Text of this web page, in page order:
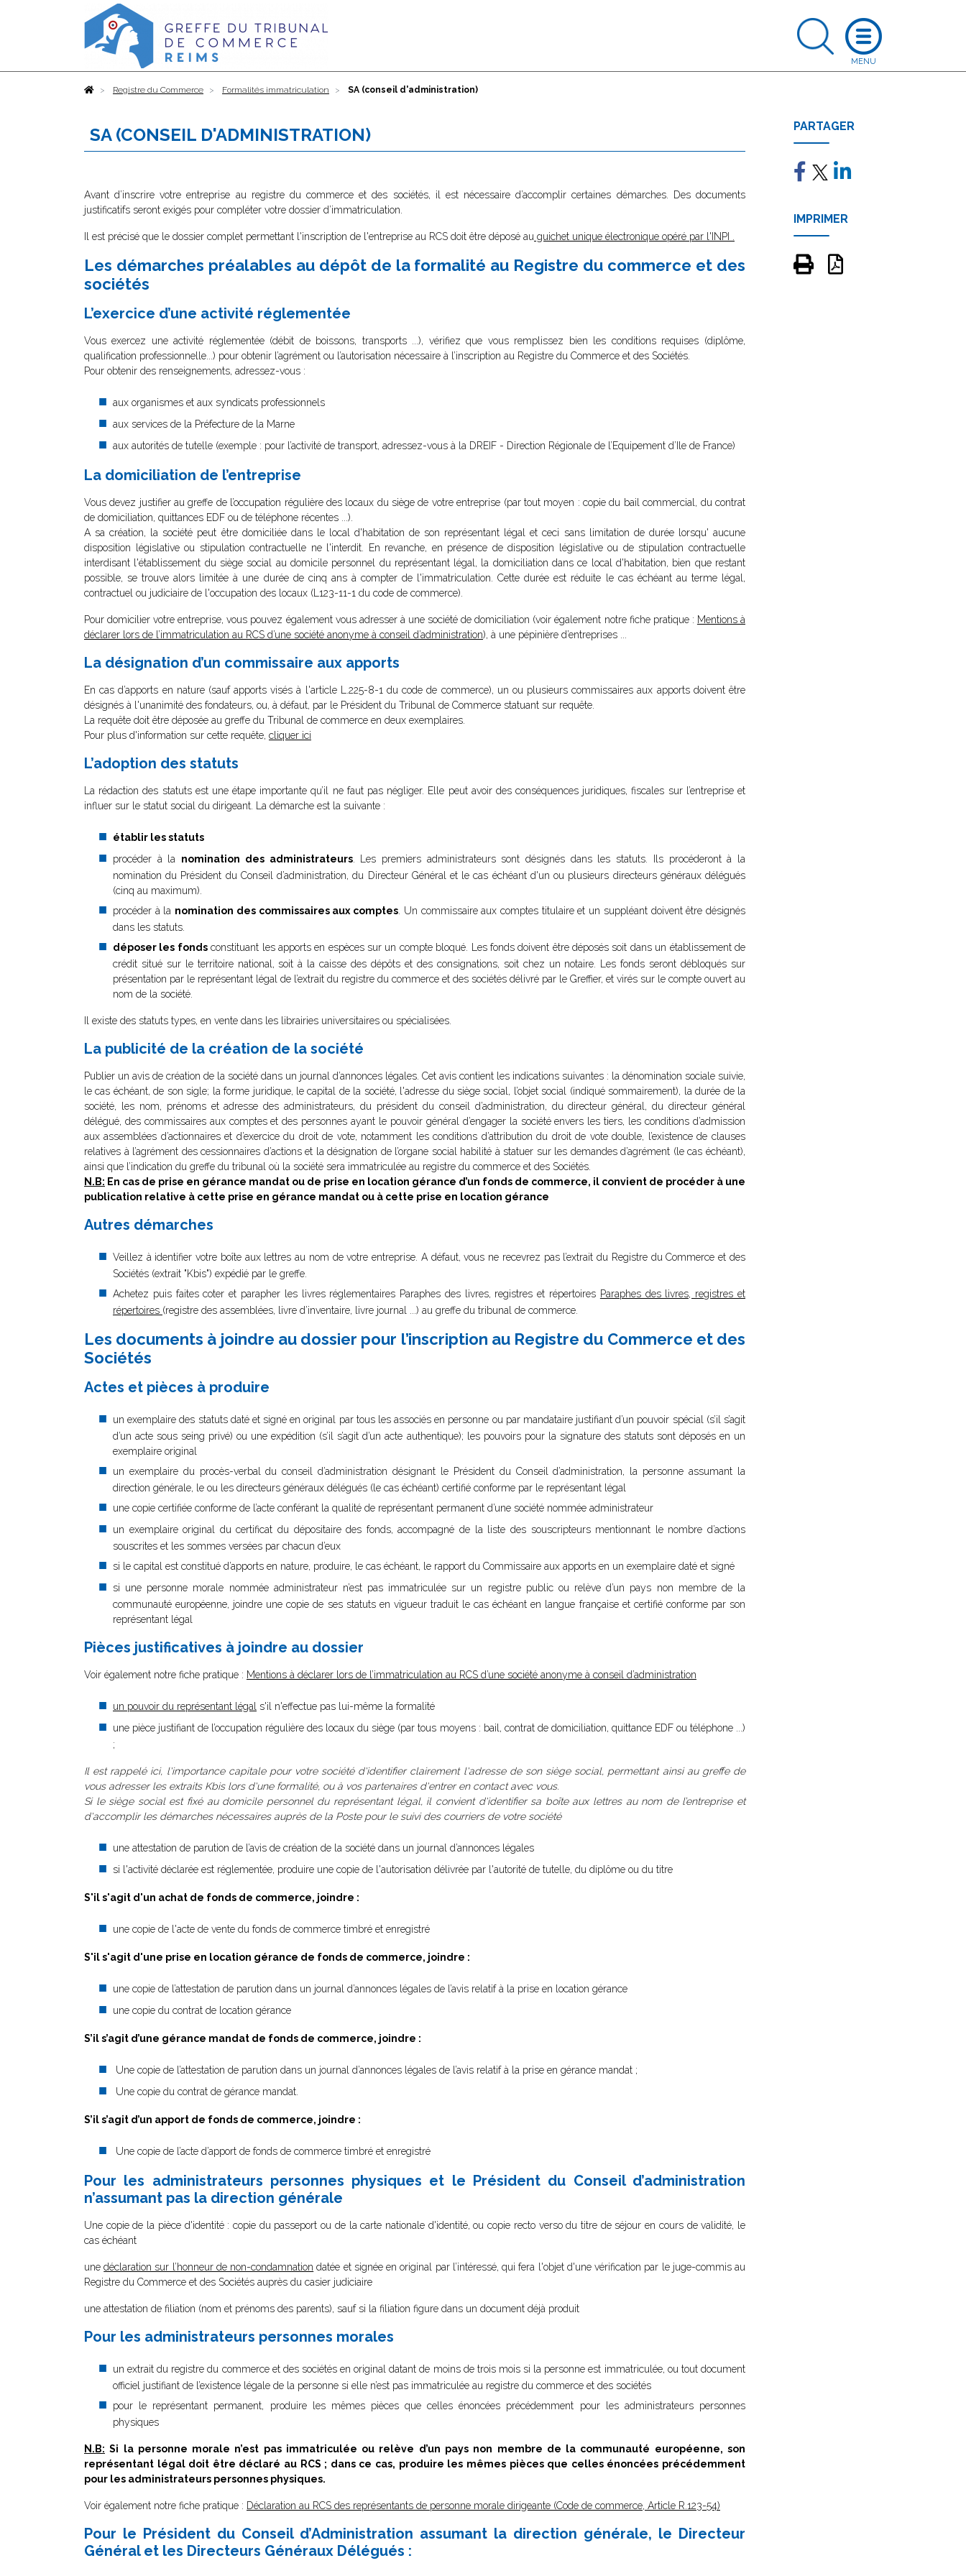
AccueilRegistre du Commerce Formalités immatriculation SA (conseil d'administration)
SA (CONSEIL D'ADMINISTRATION)
Avant d’inscrire votre entreprise au registre du commerce et des sociétés, il est nécessaire d’accomplir certaines démarches. Des documents
justificatifs seront exigés pour compléter votre dossier d’immatriculation.
Il est précisé que le dossier complet permettant l'inscription de l'entreprise au RCS doit être déposé au guichet unique électronique opéré par l'INPI
Les démarches préalables au dépôt de la formalité au Registre du commerce et des
sociétés
L’exercice d’une activité réglementée
Vous exercez une activité réglementée (débit de boissons, transports ...), vérifiez que vous remplissez bien les conditions requises (diplôme,
qualification professionnelle...) pour obtenir l’agrément ou l’autorisation nécessaire à l’inscription au Registre du Commerce et des Sociétés.
Pour obtenir des renseignements, adressez-vous :
aux organismes et aux syndicats professionnels
aux services de la Préfecture de la Marne
aux autorités de tutelle (exemple : pour l’activité de transport, adressez-vous à la DREIF - Direction Régionale de l’Equipement d’Ile de France)
La domiciliation de l’entreprise
Vous devez justifier au greffe de l’occupation régulière des locaux du siège de votre entreprise (par tout moyen : copie du bail commercial, du contrat
de domiciliation, quittances EDF ou de téléphone récentes ...).
A sa création, la société peut être domiciliée dans le local d'habitation de son représentant légal et ceci sans limitation de durée lorsqu' aucune
disposition législative ou stipulation contractuelle ne l'interdit. En revanche, en présence de disposition législative ou de stipulation contractuelle
interdisant l'établissement du siège social au domicile personnel du représentant légal, la domiciliation dans ce local d'habitation, bien que restant
possible, se trouve alors limitée à une durée de cinq ans à compter de l'immatriculation. Cette durée est réduite le cas échéant au terme légal,
contractuel ou judiciaire de l'occupation des locaux (L123-11-1 du code de commerce).
Pour domicilier votre entreprise, vous pouvez également vous adresser à une société de domiciliation (voir également notre fiche pratique : Mentions à
déclarer lors de l’immatriculation au RCS d’une société anonyme à conseil d’administration), à une pépinière d’entreprises ...
La désignation d’un commissaire aux apports
En cas d’apports en nature (sauf apports visés à l'article L.225-8-1 du code de commerce), un ou plusieurs commissaires aux apports doivent être
désignés à l'unanimité des fondateurs, ou, à défaut, par le Président du Tribunal de Commerce statuant sur requête.
La requête doit être déposée au greffe du Tribunal de commerce en deux exemplaires.
Pour plus d'information sur cette requête, cliquer ici
L’adoption des statuts
La rédaction des statuts est une étape importante qu’il ne faut pas négliger. Elle peut avoir des conséquences juridiques, fiscales sur l’entreprise et
influer sur le statut social du dirigeant. La démarche est la suivante :
établir les statuts
procéder à la nomination des administrateurs. Les premiers administrateurs sont désignés dans les statuts. Ils procéderont à la
nomination du Président du Conseil d’administration, du Directeur Général et le cas échéant d'un ou plusieurs directeurs généraux délégués
(cinq au maximum).
procéder à la nomination des commissaires aux comptes . Un commissaire aux comptes titulaire et un suppléant doivent être désignés
dans les statuts.
déposer les fondsconstituant les apports en espèces sur un compte bloqué. Les fonds doivent être déposés soit dans un établissement de
crédit situé sur le territoire national, soit à la caisse des dépôts et des consignations, soit chez un notaire. Les fonds seront débloqués sur
présentation par le représentant légal de l’extrait du registre du commerce et des sociétés délivré par le Greffier, et virés sur le compte ouvert au
nom de la société.
Il existe des statuts types, en vente dans les librairies universitaires ou spécialisées.
La publicité de la création de la société
Publier un avis de création de la société dans un journal d’annonces légales. Cet avis contient les indications suivantes : la dénomination sociale suivie,
le cas échéant, de son sigle; la forme juridique, le capital de la société, l'adresse du siège social, l’objet social (indiqué sommairement), la durée de la
société, les nom, prénoms et adresse des administrateurs, du président du conseil d’administration, du directeur général, du directeur général
délégué, des commissaires aux comptes et des personnes ayant le pouvoir général d’engager la société envers les tiers, les conditions d’admission
aux assemblées d’actionnaires et d’exercice du droit de vote, notamment les conditions d’attribution du droit de vote double, l’existence de clauses
relatives à l’agrément des cessionnaires d’actions et la désignation de l’organe social habilité à statuer sur les demandes d’agrément (le cas échéant),
ainsi que l’indication du greffe du tribunal où la société sera immatriculée au registre du commerce et des Sociétés.
N.B: En cas de prise en gérance mandat ou de prise en location gérance d’un fonds de commerce, il convient de procéder à une
publication relative à cette prise en gérance mandat ou à cette prise en location gérance
Autres démarches
Veillez à identifier votre boîte aux lettres au nom de votre entreprise. A défaut, vous ne recevrez pas l’extrait du Registre du Commerce et des
Sociétés (extrait "Kbis") expédié par le greffe.
Achetez puis faites coter et parapher les livres réglementaires Paraphes des livres, registres et répertoires Paraphes des livres, registres et
répertoires (registre des assemblées, livre d’inventaire, livre journal ...) au greffe du tribunal de commerce.
Les documents à joindre au dossier pour l’inscription au Registre du Commerce et des
Sociétés
Actes et pièces à produire
un exemplaire des statuts daté et signé en original par tous les associés en personne ou par mandataire justifiant d’un pouvoir spécial (s’il s’agit
d’un acte sous seing privé) ou une expédition (s’il s’agit d’un acte authentique); les pouvoirs pour la signature des statuts sont déposés en un
exemplaire original
un exemplaire du procès-verbal du conseil d’administration désignant le Président du Conseil d’administration, la personne assumant la
direction générale, le ou les directeurs généraux délégués (le cas échéant) certifié conforme par le représentant légal
une copie certifiée conforme de l’acte conférant la qualité de représentant permanent d’une société nommée administrateur
un exemplaire original du certificat du dépositaire des fonds, accompagné de la liste des souscripteurs mentionnant le nombre d’actions
souscrites et les sommes versées par chacun d’eux
si le capital est constitué d’apports en nature, produire, le cas échéant, le rapport du Commissaire aux apports en un exemplaire daté et signé
si une personne morale nommée administrateur n’est pas immatriculée sur un registre public ou relève d’un pays non membre de la
communauté européenne, joindre une copie de ses statuts en vigueur traduit le cas échéant en langue française et certifié conforme par son
représentant légal
Pièces justificatives à joindre au dossier
Voir également notre fiche pratique : Mentions à déclarer lors de l’immatriculation au RCS d’une société anonyme à conseil d’administration
un pouvoir du représentant légal s'il n'effectue pas lui-même la formalité
une pièce justifiant de l’occupation régulière des locaux du siège (par tous moyens : bail, contrat de domiciliation, quittance EDF ou téléphone ...)
;
Il est rappelé ici, l'importance capitale pour votre société d'identifier clairement l'adresse de son siège social, permettant ainsi au greffe de
vous adresser les extraits Kbis lors d'une formalité, ou à vos partenaires d'entrer en contact avec vous.
Si le siège social est fixé au domicile personnel du représentant légal, il convient d'identifier sa boîte aux lettres au nom de l’entreprise et
d'accomplir les démarches nécessaires auprès de la Poste pour le suivi des courriers de votre société
une attestation de parution de l’avis de création de la société dans un journal d’annonces légales
si l'activité déclarée est réglementée, produire une copie de l'autorisation délivrée par l'autorité de tutelle, du diplôme ou du titre
S'il s'agit d'un achat de fonds de commerce, joindre :
une copie de l'acte de vente du fonds de commerce timbré et enregistré
S'il s'agit d'une prise en location gérance de fonds de commerce, joindre :
une copie de l’attestation de parution dans un journal d’annonces légales de l’avis relatif à la prise en location gérance
une copie du contrat de location gérance
S’il s’agit d’une gérance mandat de fonds de commerce, joindre :
Une copie de l’attestation de parution dans un journal d’annonces légales de l’avis relatif à la prise en gérance mandat ;
Une copie du contrat de gérance mandat.
S’il s’agit d’un apport de fonds de commerce, joindre :
Une copie de l’acte d’apport de fonds de commerce timbré et enregistré
Pour les administrateurs personnes physiques et le Président du Conseil d’administration
n’assumant pas la direction générale
Une copie de la pièce d'identité : copie du passeport ou de la carte nationale d'identité, ou copie recto verso du titre de séjour en cours de validité, le
cas échéant
unedéclaration sur l’honneur de non-condamnation datée et signée en original par l’intéressé, qui fera l'objet d'une vérification par le juge-commis au
Registre du Commerce et des Sociétés auprès du casier judiciaire
une attestation de filiation (nom et prénoms des parents), sauf si la filiation figure dans un document déjà produit
Pour les administrateurs personnes morales
un extrait du registre du commerce et des sociétés en original datant de moins de trois mois si la personne est immatriculée, ou tout document
officiel justifiant de l’existence légale de la personne si elle n’est pas immatriculée au registre du commerce et des sociétés
pour le représentant permanent, produire les mêmes pièces que celles énoncées précédemment pour les administrateurs personnes
physiques
N.B: Si la personne morale n’est pas immatriculée ou relève d’un pays non membre de la communauté européenne, son
représentant légal doit être déclaré au RCS ; dans ce cas, produire les mêmes pièces que celles énoncées précédemment
pour les administrateurs personnes physiques.
Voir également notre fiche pratique : Déclaration au RCS des représentants de personne morale dirigeante (Code de commerce, Article R.123-54)
Pour le Président du Conseil d’Administration assumant la direction générale, le Directeur
Général et les Directeurs Généraux Délégués :
PARTAGER
IMPRIMER